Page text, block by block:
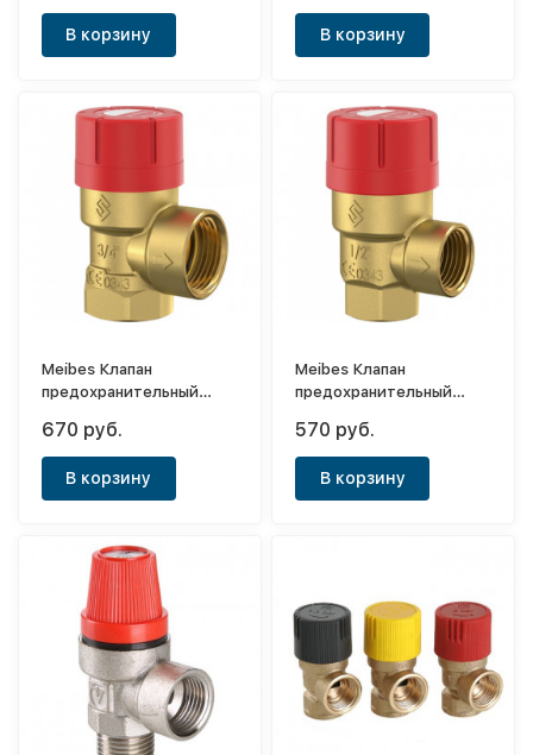
В корзину В корзину
Meibes Клапан
предохранительный
670 руб.
В корзину
Meibes Клапан
предохранительный
570 руб.
В корзину